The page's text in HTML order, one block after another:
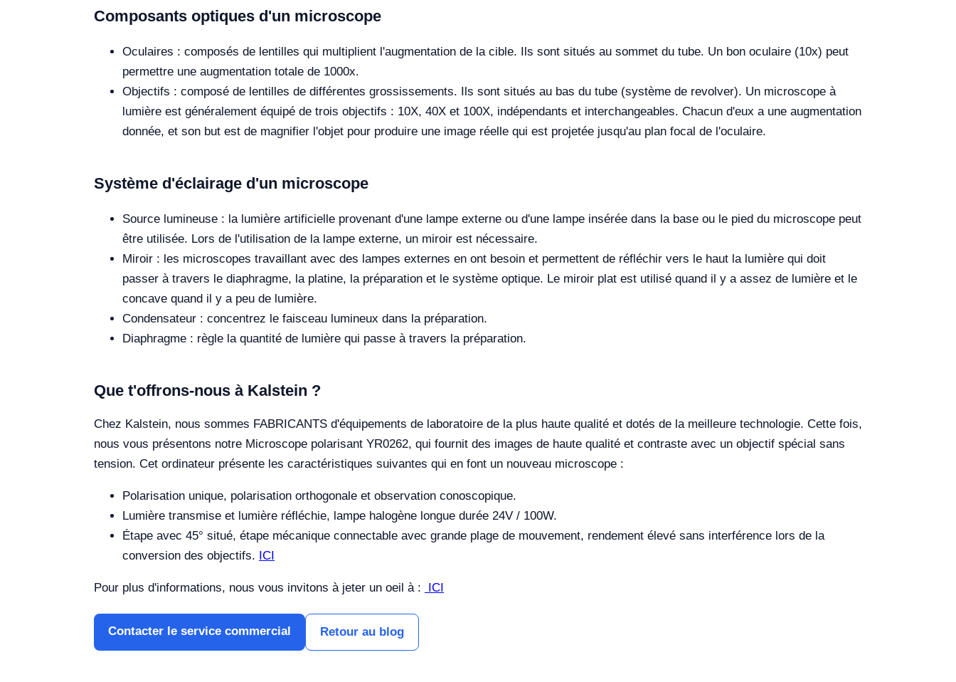
Composants optiques d'un microscope
Oculaires : composés de lentilles qui multiplient l'augmentation de la cible. Ils sont situés au sommet du tube. Un bon oculaire (10x) peut
permettre une augmentation totale de 1000x.
Objectifs : composé de lentilles de différentes grossissements. Ils sont situés au bas du tube (système de revolver). Un microscope à
lumière est généralement équipé de trois objectifs : 10X, 40X et 100X, indépendants et interchangeables. Chacun d'eux a une augmentation
donnée, et son but est de magnifier l'objet pour produire une image réelle qui est projetée jusqu'au plan focal de l'oculaire.
Système d'éclairage d'un microscope
Source lumineuse : la lumière artificielle provenant d'une lampe externe ou d'une lampe insérée dans la base ou le pied du microscope peut
être utilisée. Lors de l'utilisation de la lampe externe, un miroir est nécessaire.
Miroir : les microscopes travaillant avec des lampes externes en ont besoin et permettent de réfléchir vers le haut la lumière qui doit
passer à travers le diaphragme, la platine, la préparation et le système optique. Le miroir plat est utilisé quand il y a assez de lumière et le
concave quand il y a peu de lumière.
Condensateur : concentrez le faisceau lumineux dans la préparation.
Diaphragme : règle la quantité de lumière qui passe à travers la préparation.
Que t'offrons-nous à Kalstein ?
Chez Kalstein, nous sommes FABRICANTS d'équipements de laboratoire de la plus haute qualité et dotés de la meilleure technologie. Cette fois,
nous vous présentons notre Microscope polarisant YR0262, qui fournit des images de haute qualité et contraste avec un objectif spécial sans
tension. Cet ordinateur présente les caractéristiques suivantes qui en font un nouveau microscope :
Polarisation unique, polarisation orthogonale et observation conoscopique.
Lumière transmise et lumière réfléchie, lampe halogène longue durée 24V / 100W.
Étape avec 45° situé, étape mécanique connectable avec grande plage de mouvement, rendement élevé sans interférence lors de la
conversion des objectifs. ICI
Pour plus d'informations, nous vous invitons à jeter un oeil à : ICI
Contacter le service commercial Retour au blog